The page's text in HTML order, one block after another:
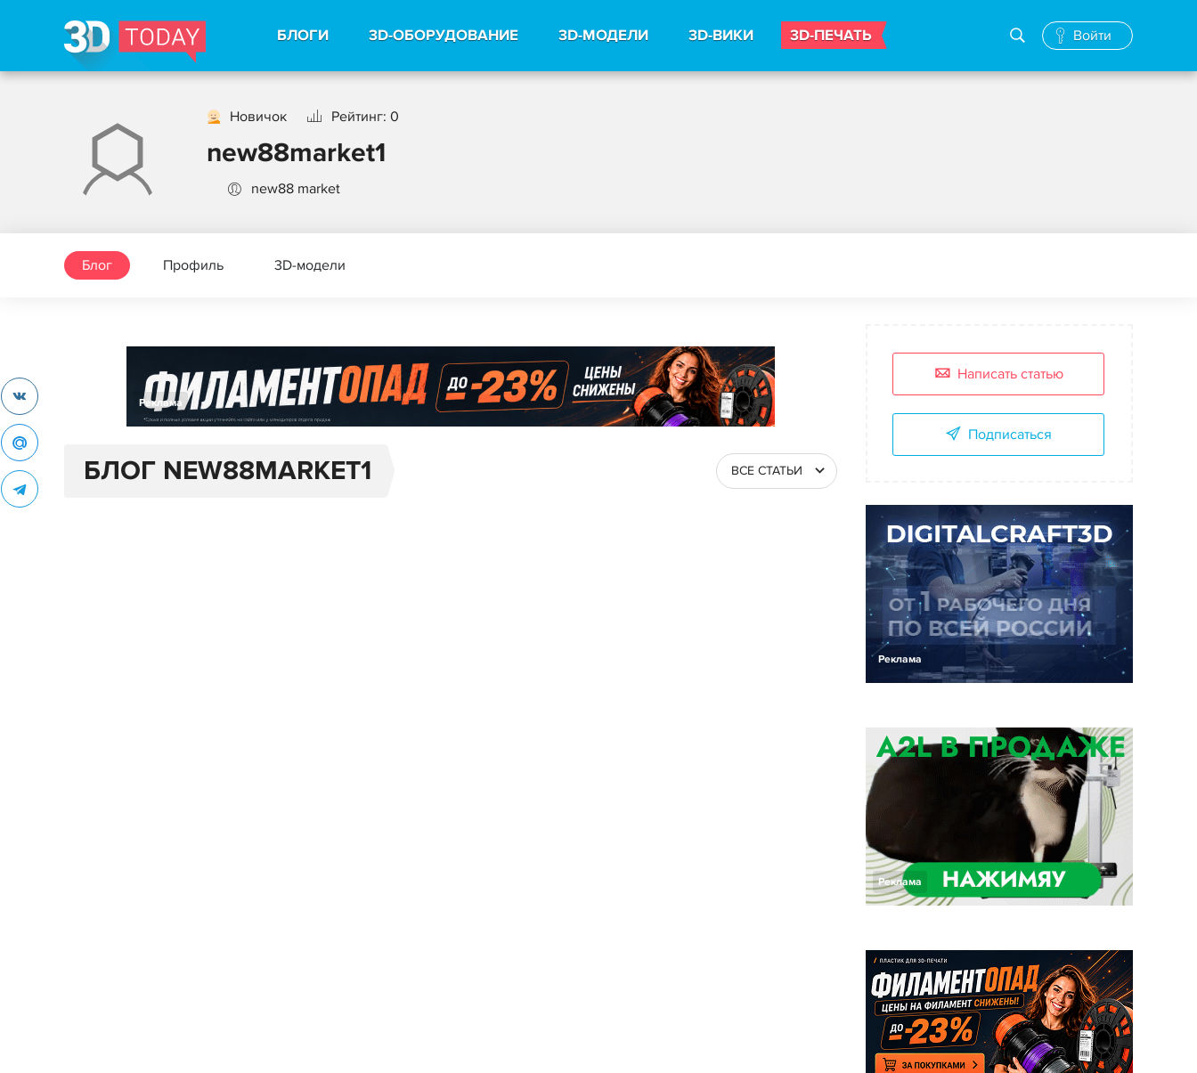
БЛОГИ 3D-ОБОРУДОВАНИЕ 3D-МОДЕЛИ 3D-ВИКИ 3D-ПЕЧАТЬ Войти
Новичок Рейтинг: 0
new88market1
new88 market
Блог Профиль 3D-модели
Реклама
БЛОГ NEW88MARKET1 ВСЕ СТАТЬИ
Написать статью
Подписаться
Реклама
Реклама